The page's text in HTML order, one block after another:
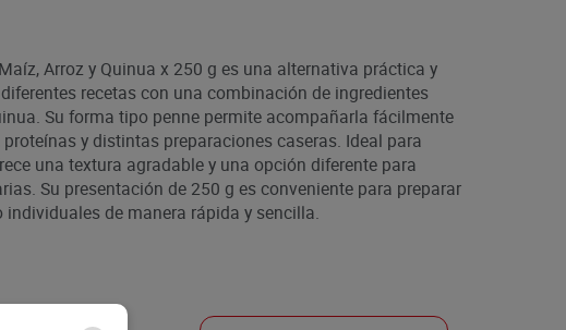
Arroz y Quinua x 250 g es una alternativa práctica y
recetas con una combinación de ingredientes
Su forma tipo penne permite acompañarla fácilmente
y distintas preparaciones caseras. Ideal para
una textura agradable y una opción diferente para
Su presentación de 250 g es conveniente para preparar
de manera rápida y sencilla.